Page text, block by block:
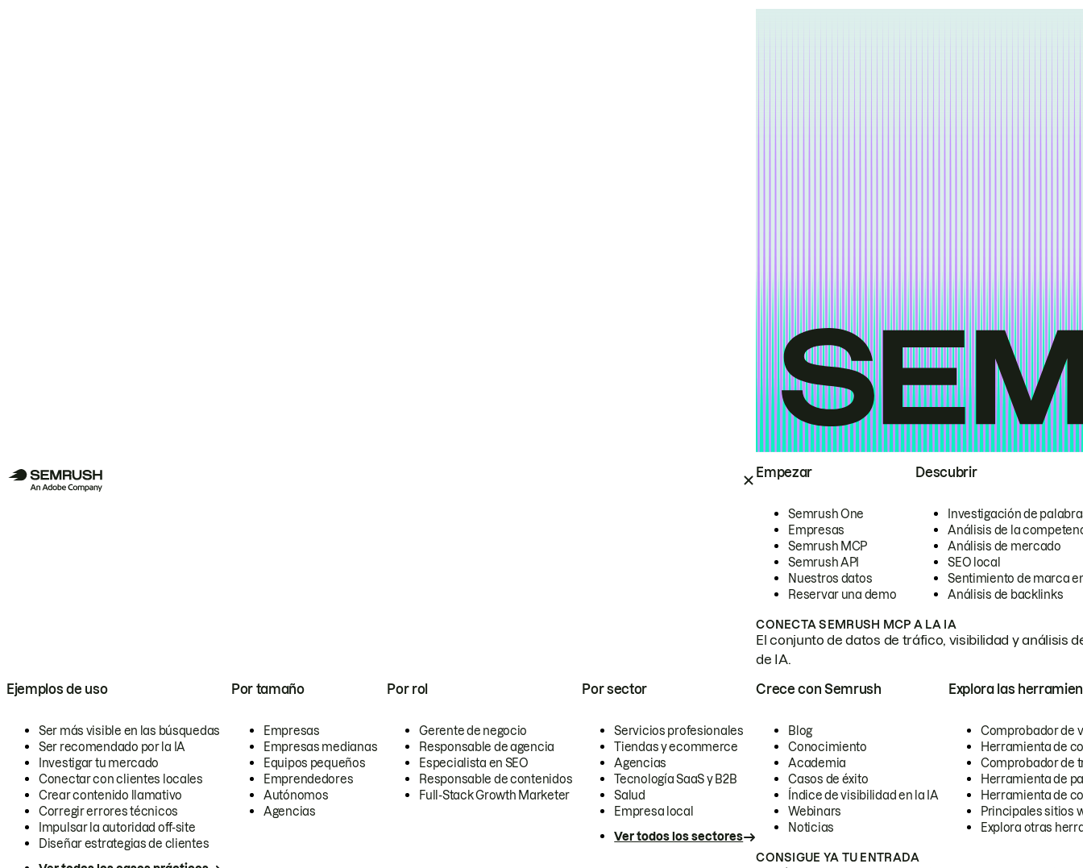
Empezar
Semrush One
Empresas
Semrush MCP
Semrush API
Nuestros datos
Reservar una demo
Descubrir
Investigación de
Análisis de la
Análisis de mercado
SEO local
Sentimiento de marca
Análisis de backlinks
CONECTA SEMRUSH MCP A LA IA
El conjunto de datos de tráfico, visibilidad y análisis
de IA.
Ejemplos de uso
Ser más visible en las búsquedas
Ser recomendado por la IA
Investigar tu mercado
Conectar con clientes locales
Crear contenido llamativo
Corregir errores técnicos
Impulsar la autoridad off-site
Diseñar estrategias de clientes
Por tamaño
Empresas
Empresas medianas
Equipos pequeños
Emprendedores
Autónomos
Agencias
Por rol
Gerente de negocio
Responsable de agencia
Especialista en SEO
Responsable de contenidos
Full-Stack Growth Marketer
Por sector
Servicios profesionales
Tiendas y ecommerce
Agencias
Tecnología SaaS y B2B
Salud
Empresa local
Ver todos los sectores
Crece con Semrush
Blog
Conocimiento
Academia
Casos de éxito
Índice de visibilidad en la IA
Webinars
Noticias
Explora las
Comprobador de
Herramienta de
Comprobador de
Herramienta de
Herramienta de
Principales sitios
Explora otras
CONSIGUE YA TU ENTRADA